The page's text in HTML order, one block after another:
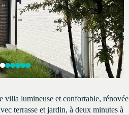
villa lumineuse et confortable, rénovée
terrasse et jardin, à deux minutes à